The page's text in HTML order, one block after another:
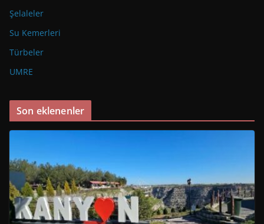
Şelaleler
Su Kemerleri
Türbeler
UMRE
Son eklenenler